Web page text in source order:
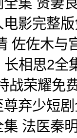
影完整
佐佐木
相思2
战荣耀免
弃少短
法医秦